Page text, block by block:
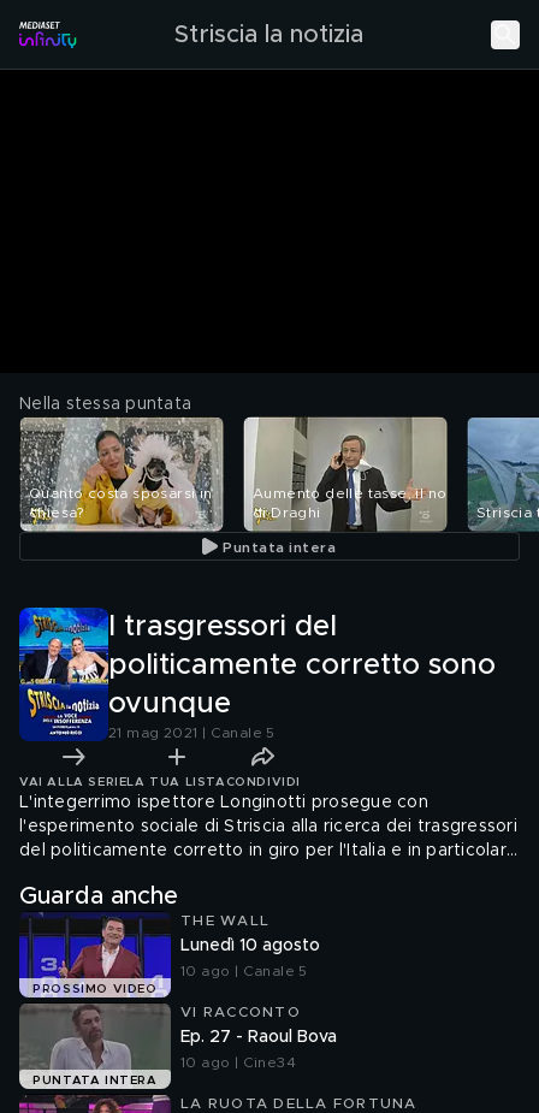
Striscia la notizia
Nella stessa puntata
Quanto costa sposarsi in
chiesa?
Aumento delle tasse, il no
di Draghi
Striscia
Puntata intera
I trasgressori del
politicamente corretto sono
ovunque
21 mag 2021 | Canale 5
VAI ALLA SERIE LA TUA LISTA CONDIVIDI
L'integerrimo ispettore Longinotti prosegue con
l'esperimento sociale di Striscia alla ricerca dei trasgressori
del politicamente corretto in giro per l'Italia e in particolare
disparati
Guarda anche
PROSSIMO VIDEO
THE WALL
Lunedì 10 agosto
10 ago | Canale 5
PUNTATA INTERA
VI RACCONTO
Ep. 27 - Raoul Bova
10 ago | Cine34
LA RUOTA DELLA FORTUNA